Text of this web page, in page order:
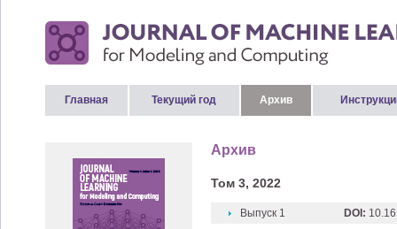
Главная Текущий год Архив
Архив
Том 3, 2022
Выпуск 1 DOI: